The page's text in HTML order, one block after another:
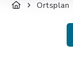
Ortsplan